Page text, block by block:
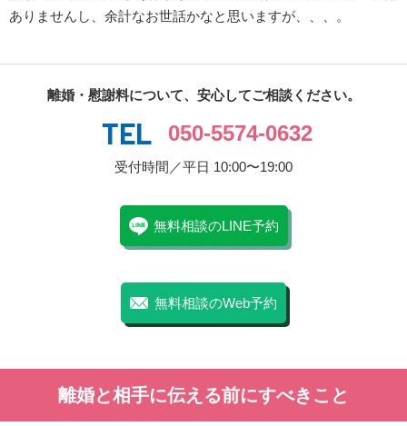
ありませんし、余計なお世話かなと思いますが、、、。
離婚・慰謝料について、安心してご相談ください。
050-5574-0632
受付時間／平日 10:00〜19:00
無料相談のLINE予約
無料相談のWeb予約
離婚と相手に伝える前にすべきこと